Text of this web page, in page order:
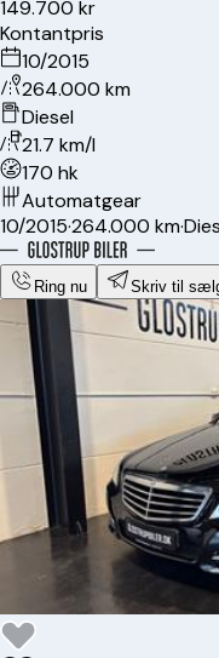
149.700 kr
Kontantpris
10/2015
264.000 km
Diesel
21.7 km/l
170 hk
Automatgear
10/2015·264.000 km·
Ring nu Skriv til